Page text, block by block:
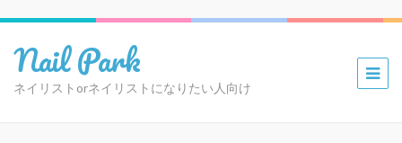
Nail Park
ネイリストorネイリストになりたい人向け